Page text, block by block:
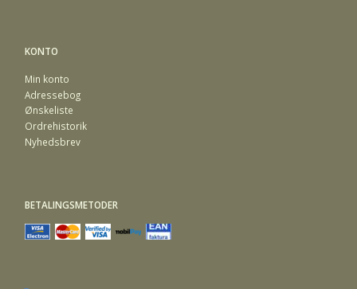
KONTO
Min konto
Adressebog
Ønskeliste
Ordrehistorik
Nyhedsbrev
BETALINGSMETODER